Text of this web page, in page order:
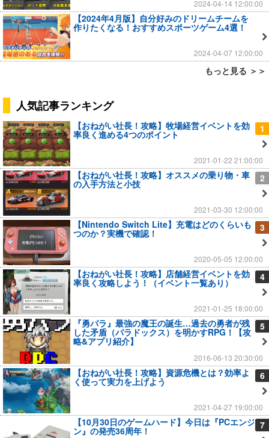
2024-04-14 12:00:00
【2024年4月版】自分好みのドリームチームを
作りたくなる！おすすめスポーツゲーム4選！
2024-04-07 12:00:00
もっと見る ＞＞
人気記事ランキング
1
【おねがい社長！攻略】牧場経営イベントを効
率良く進める4つのポイント
2021-01-22 21:00:00
2
【おねがい社長！攻略】オススメの乗り物・車
の入手方法と小技
2021-03-30 12:00:00
3
【Nintendo Switch Lite】充電はどのくらいも
つのか？実機で確認！
2020-05-05 12:00:00
4
【おねがい社長！攻略】店舗経営イベントを効
率良く攻略しよう！（イベント一覧あり）
2021-01-25 18:00:00
5
『勇パラ』最強の魔王の誕生…過去の勇者が残
した矛盾（パラドックス）を明かすRPG！【攻
略&アプリ紹介】
2016-06-13 20:30:00
6
【おねがい社長！攻略】資源危機とは？効率よ
く使って実力を上げよう
2021-04-27 19:00:00
7
【10月30日のゲームハード】今日は『PCエンジ
ン』の発売36周年！